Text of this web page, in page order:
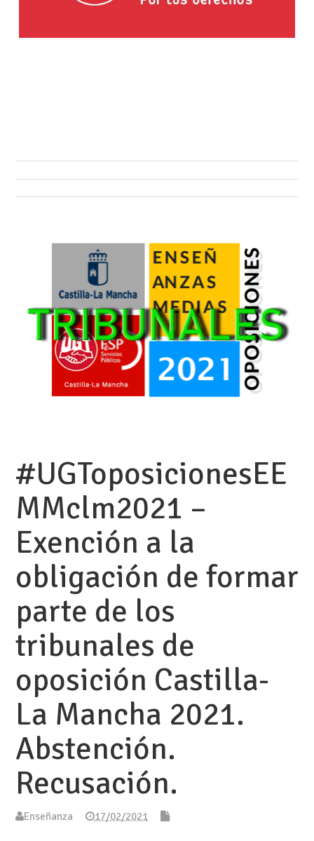
#UGToposicionesEE
MMclm2021 –
Exención a la
obligación de formar
parte de los
tribunales de
oposición Castilla-
La Mancha 2021.
Abstención.
Recusación.
Enseñanza 17/02/2021